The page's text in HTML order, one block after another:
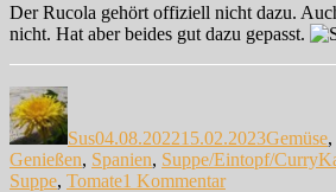
Der Rucola gehört offiziell nicht dazu.
nicht. Hat aber beides gut dazu gepasst.
Autor
Sus04.08.202215.02.2023Gemüse,
Genießen, Spanien, Suppe/Eintopf/Curry
Suppe, Tomate1 Kommentarzu